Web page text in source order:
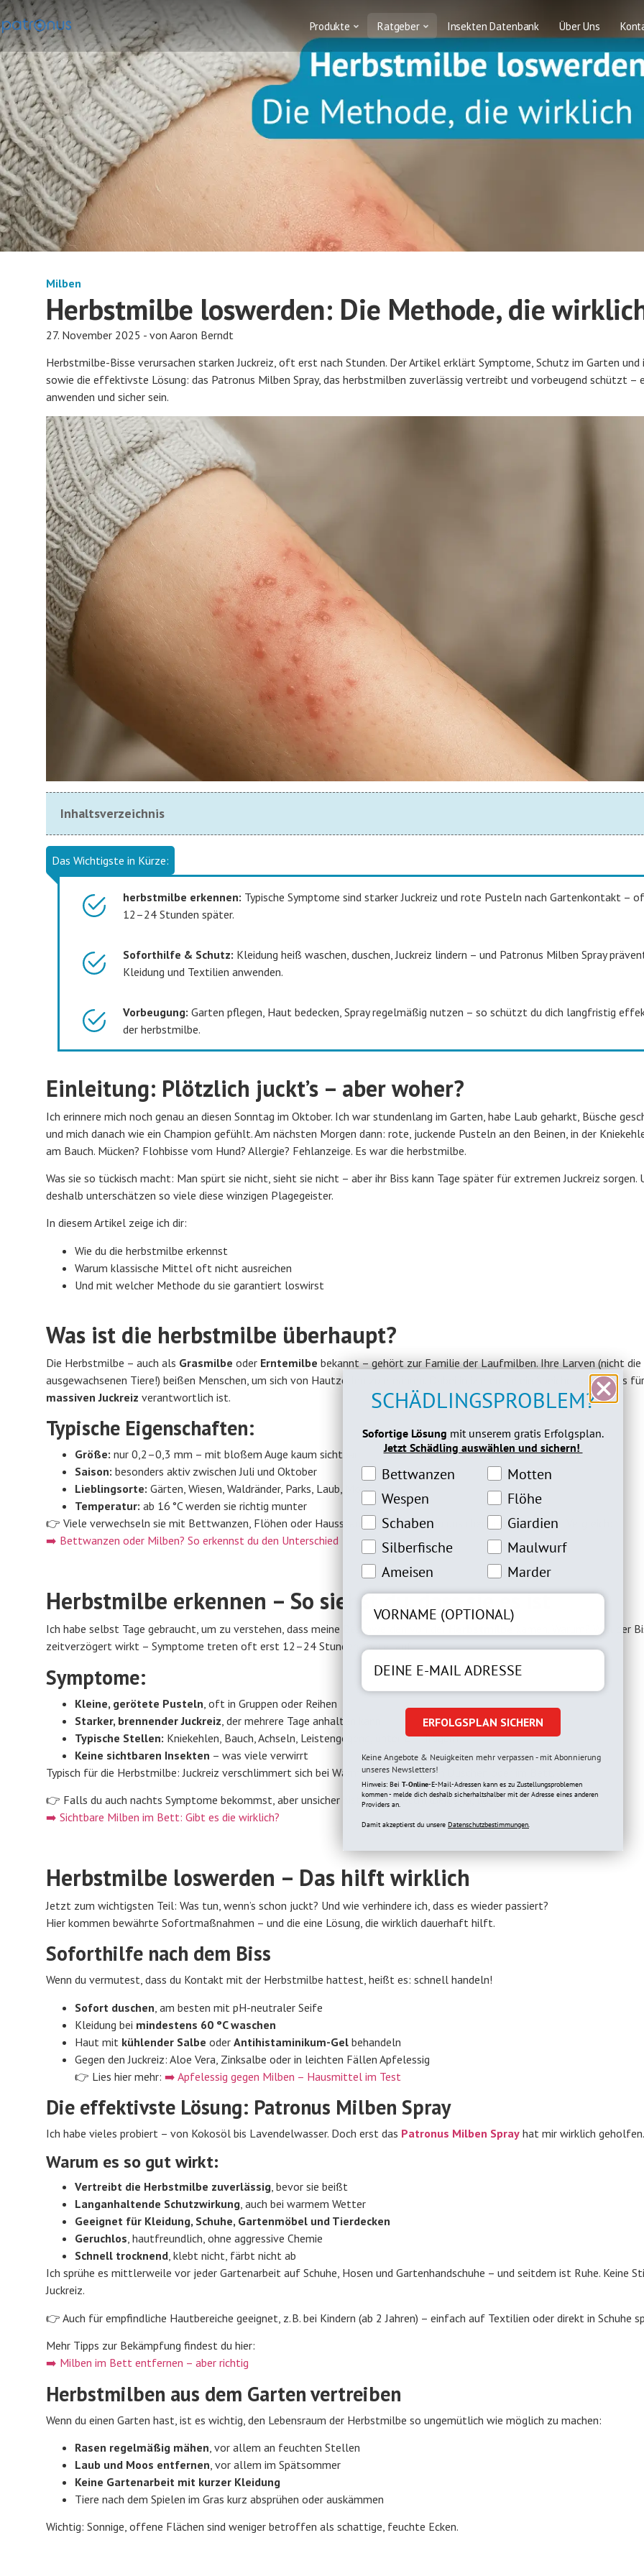
Produkte Ratgeber Insekten Datenbank Über Uns
Milben
Herbstmilbe loswerden: Die Methode, die
27. November 2025 - von Aaron Berndt
Herbstmilbe-Bisse verursachen starken Juckreiz, oft erst nach Stunden. Der Artikel erklärt Symptome, Schutz im Garten und
sowie die effektivste Lösung: das Patronus Milben Spray, das herbstmilben zuverlässig vertreibt und vorbeugend schützt –
anwenden und sicher sein.
Inhaltsverzeichnis
Das Wichtigste in Kürze:
herbstmilbe erkennen: Typische Symptome sind starker Juckreiz und rote Pusteln nach Gartenkontakt –
12–24 Stunden später.
Soforthilfe & Schutz: Kleidung heiß waschen, duschen, Juckreiz lindern – und Patronus Milben Spray
Kleidung und Textilien anwenden.
Vorbeugung: Garten pflegen, Haut bedecken, Spray regelmäßig nutzen – so schützt du dich langfristig
der herbstmilbe.
Einleitung: Plötzlich juckt’s – aber woher?
Ich erinnere mich noch genau an diesen Sonntag im Oktober. Ich war stundenlang im Garten, habe Laub geharkt, Büsche
und mich danach wie ein Champion gefühlt. Am nächsten Morgen dann: rote, juckende Pusteln an den Beinen, in der
am Bauch. Mücken? Flohbisse vom Hund? Allergie? Fehlanzeige. Es war die herbstmilbe.
Was sie so tückisch macht: Man spürt sie nicht, sieht sie nicht – aber ihr Biss kann Tage später für extremen Juckreiz sorgen.
deshalb unterschätzen so viele diese winzigen Plagegeister.
In diesem Artikel zeige ich dir:
Wie du die herbstmilbe erkennst
Warum klassische Mittel oft nicht ausreichen
Und mit welcher Methode du sie garantiert loswirst
Was ist die herbstmilbe überhaupt?
Die Herbstmilbe – auch als Grasmilbe oder Erntemilbe bekannt – gehört zur Familie der Laufmilben. Ihre Larven (nicht die
ausgewachsenen Tiere!) beißen Menschen, um sich von Hautzellen zu ernähren. Dabei injizieren sie ein Speichelsekret, das
massiven Juckreiz verantwortlich ist.
Typische Eigenschaften:
Größe: nur 0,2–0,3 mm – mit bloßem Auge kaum sichtbar
Saison: besonders aktiv zwischen Juli und Oktober
Lieblingsorte: Gärten, Wiesen, Waldränder, Parks, Laub, Moos
Temperatur: ab 16 °C werden sie richtig munter
👉 Viele verwechseln sie mit Bettwanzen, Flöhen oder Hausstaubmilben. Wenn du unsicher bist, hilft dieser Vergleich:
➡️ Bettwanzen oder Milben? So erkennst du den Unterschied
Herbstmilbe erkennen – So siehst du, dass sie es ist
Ich habe selbst Tage gebraucht, um zu verstehen, dass meine Beschwerden von der
kamen. Warum? Weil der
zeitverzögert wirkt – Symptome treten oft erst 12–24 Stunden später auf.
Symptome:
Kleine, gerötete Pusteln , oft in Gruppen oder Reihen
Starker, brennender Juckreiz , der mehrere Tage anhalten kann
Typische Stellen: Kniekehlen, Bauch, Achseln, Leistengegend, unter BH-Trägern
Keine sichtbaren Insekten – was viele verwirrt
Typisch für die Herbstmilbe: Juckreiz verschlimmert sich bei Wärme – z. B. nach dem Duschen oder im Bett.
👉 Falls du auch nachts Symptome bekommst, aber unsicher bist, ob es Bettmilben sind, lies:
➡️ Sichtbare Milben im Bett: Gibt es die wirklich?
Herbstmilbe loswerden – Das hilft wirklich
Jetzt zum wichtigsten Teil: Was tun, wenn’s schon juckt? Und wie verhindere ich, dass es wieder passiert?
Hier kommen bewährte Sofortmaßnahmen – und die eine Lösung, die wirklich dauerhaft hilft.
Soforthilfe nach dem Biss
Wenn du vermutest, dass du Kontakt mit der Herbstmilbe hattest, heißt es: schnell handeln!
Sofort duschen , am besten mit pH-neutraler Seife
Kleidung bei mindestens 60 °C waschen
Haut mit kühlender Salbe oder Antihistaminikum-Gel behandeln
Gegen den Juckreiz: Aloe Vera, Zinksalbe oder in leichten Fällen Apfelessig
👉 Lies hier mehr: ➡️ Apfelessig gegen Milben – Hausmittel im Test
Die effektivste Lösung: Patronus Milben Spray
Ich habe vieles probiert – von Kokosöl bis Lavendelwasser. Doch erst das Patronus Milben Spray hat mir wirklich geholfen.
Warum es so gut wirkt:
Vertreibt die Herbstmilbe zuverlässig, bevor sie beißt
Langanhaltende Schutzwirkung, auch bei warmem Wetter
Geeignet für Kleidung, Schuhe, Gartenmöbel und Tierdecken
Geruchlos, hautfreundlich, ohne aggressive Chemie
Schnell trocknend, klebt nicht, färbt nicht ab
Ich sprühe es mittlerweile vor jeder Gartenarbeit auf Schuhe, Hosen und Gartenhandschuhe – und seitdem ist Ruhe. Keine
Juckreiz.
👉 Auch für empfindliche Hautbereiche geeignet, z. B. bei Kindern (ab 2 Jahren) – einfach auf Textilien oder direkt in Schuhe
Mehr Tipps zur Bekämpfung findest du hier:
➡️ Milben im Bett entfernen – aber richtig
Herbstmilben aus dem Garten vertreiben
Wenn du einen Garten hast, ist es wichtig, den Lebensraum der Herbstmilbe so ungemütlich wie möglich zu machen:
Rasen regelmäßig mähen , vor allem an feuchten Stellen
Laub und Moos entfernen , vor allem im Spätsommer
Keine Gartenarbeit mit kurzer Kleidung
Tiere nach dem Spielen im Gras kurz absprühen oder auskämmen
Wichtig: Sonnige, offene Flächen sind weniger betroffen als schattige, feuchte Ecken.
SCHÄDLINGSPROBLEM?
Sofortige Lösung mit unserem gratis Erfolgsplan.
Jetzt Schädling auswählen und sichern!
Bettwanzeninteresse
Bettwanzen Motteninteresse
Motten
Wespeninteresse
Wespen Flöheinteresse
Flöhe
Schabeninteresse
Schaben Giardien Interesse
Giardien
Silberfische Interesse
Silberfische Maulwurfinteresse
Maulwurf
Ameiseninteresse
Ameisen Marderinteresse
Marder
ERFOLGSPLAN SICHERN
Keine Angebote & Neuigkeiten mehr verpassen - mit Abonnierung
unseres Newsletters!
Hinweis: Bei T-Online-E-Mail-Adressen kann es zu Zustellungsproblemen
kommen - melde dich deshalb sicherhaltshalber mit der Adresse eines anderen
Providers an.
Damit akzeptierst du unsere Datenschutzbestimmungen.